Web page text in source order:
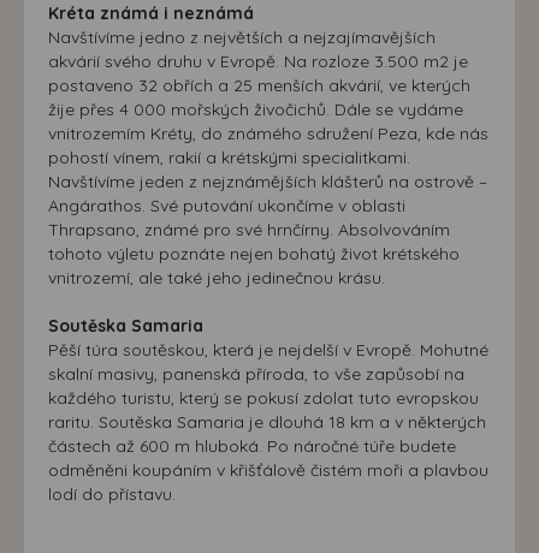
Kréta známá i neznámá
Navštívíme jedno z největších a nejzajímavějších
akvárií svého druhu v Evropě. Na rozloze 3.500 m2 je
postaveno 32 obřích a 25 menších akvárií, ve kterých
žije přes 4 000 mořských živočichů. Dále se vydáme
vnitrozemím Kréty, do známého sdružení Peza, kde nás
pohostí vínem, rakií a krétskými specialitkami.
Navštívíme jeden z nejznámějších klášterů na ostrově –
Angárathos. Své putování ukončíme v oblasti
Thrapsano, známé pro své hrnčírny. Absolvováním
tohoto výletu poznáte nejen bohatý život krétského
vnitrozemí, ale také jeho jedinečnou krásu.
Soutěska Samaria
Pěší túra soutěskou, která je nejdelší v Evropě. Mohutné
skalní masivy, panenská příroda, to vše zapůsobí na
každého turistu, který se pokusí zdolat tuto evropskou
raritu. Soutěska Samaria je dlouhá 18 km a v některých
částech až 600 m hluboká. Po náročné túře budete
odměněni koupáním v křišťálově čistém moři a plavbou
lodí do přístavu.